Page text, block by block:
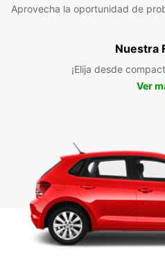
Aprovecha la oportunidad de
Nuestra
¡Elija desde
Ver